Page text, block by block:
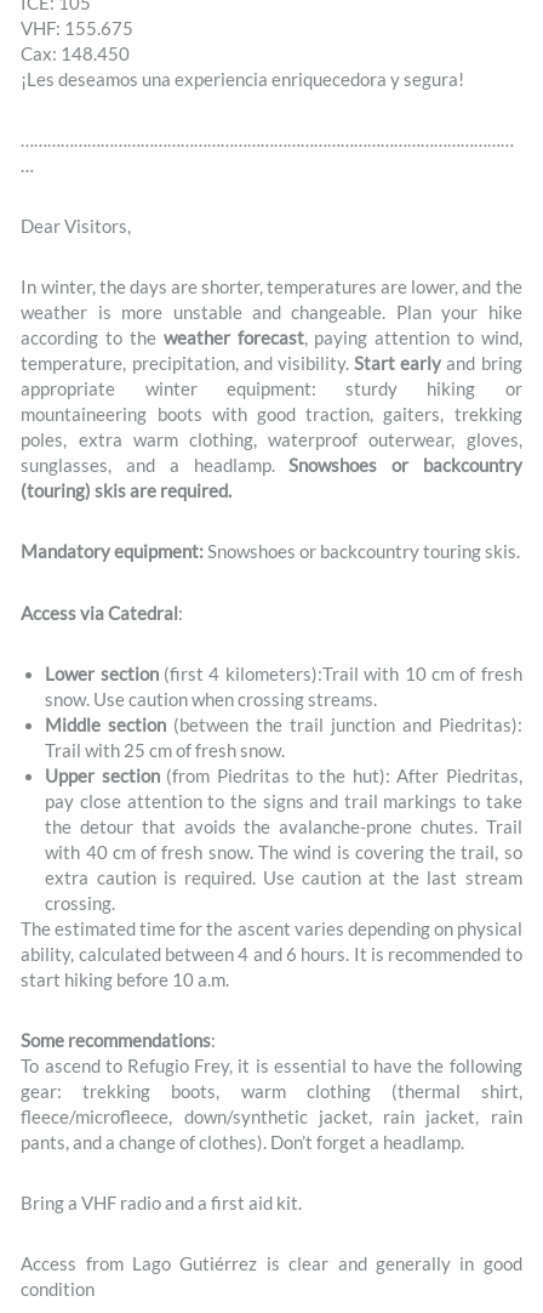
VHF: 155.675
Cax: 148.450
¡Les deseamos una experiencia enriquecedora y segura!
…………………………………………………………………………………………………
…
Dear Visitors,
In winter, the days are shorter, temperatures are lower, and the
weather is more unstable and changeable. Plan your hike
according to the weather forecast, paying attention to wind,
temperature, precipitation, and visibility.Start early and bring
appropriate winter equipment: sturdy hiking or
mountaineering boots with good traction, gaiters, trekking
poles, extra warm clothing, waterproof outerwear, gloves,
sunglasses, and a headlamp.Snowshoes or backcountry
(touring) skis are required.
Mandatory equipment:Snowshoes or backcountry touring skis.
Access via Catedral:
Lower section(first 4 kilometers):Trail with 10 cm of fresh
snow. Use caution when crossing streams.
Middle section (between the trail junction and Piedritas):
Trail with 25 cm of fresh snow.
Upper section(from Piedritas to the hut): After Piedritas,
pay close attention to the signs and trail markings to take
the detour that avoids the avalanche-prone chutes. Trail
with 40 cm of fresh snow. The wind is covering the trail, so
extra caution is required. Use caution at the last stream
crossing.
The estimated time for the ascent varies depending on physical
ability, calculated between 4 and 6 hours. It is recommended to
start hiking before 10 a.m.
Some recommendations:
To ascend to Refugio Frey, it is essential to have the following
gear: trekking boots, warm clothing (thermal shirt,
fleece/microfleece, down/synthetic jacket, rain jacket, rain
pants, and a change of clothes). Don’t forget a headlamp.
Bring a VHF radio and a first aid kit.
Access from Lago Gutiérrez is clear and generally in good
condition